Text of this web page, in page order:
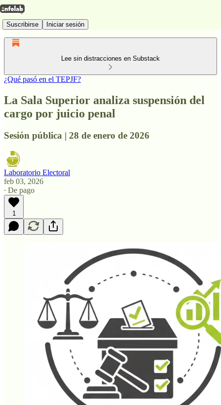
Suscribirse Iniciar sesión
Lee sin distracciones en Substack
¿Qué pasó en el TEPJF?
La Sala Superior analiza suspensión del
cargo por juicio penal
Sesión pública | 28 de enero de 2026
Laboratorio Electoral
feb 03, 2026
∙ De pago
1